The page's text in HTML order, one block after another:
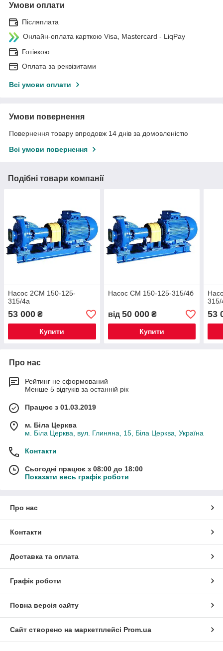
Умови оплати
Післяплата
Онлайн-оплата карткою Visa, Mastercard - LiqPay
Готівкою
Оплата за реквізитами
Всі умови оплати
Умови повернення
Повернення товару впродовж 14 днів за домовленістю
Всі умови повернення
Подібні товари компанії
Насос 2СМ 150-125-
315/4а
53 000 ₴
Купити
Насос СМ 150-125-315/4б
від 50 000₴
Купити
315/
53
Про нас
Рейтинг не сформований
Менше 5 відгуків за останній рік
Працює з 01.03.2019
м. Біла Церква
м. Біла Церква, вул. Глиняна, 15, Біла Церква, Україна
Контакти
Сьогодні працює з 08:00 до 18:00
Показати весь графік роботи
Про нас
Контакти
Доставка та оплата
Графік роботи
Повна версія сайту
Сайт створено на маркетплейсі Prom.ua